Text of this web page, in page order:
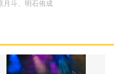
月斗、明石侑成